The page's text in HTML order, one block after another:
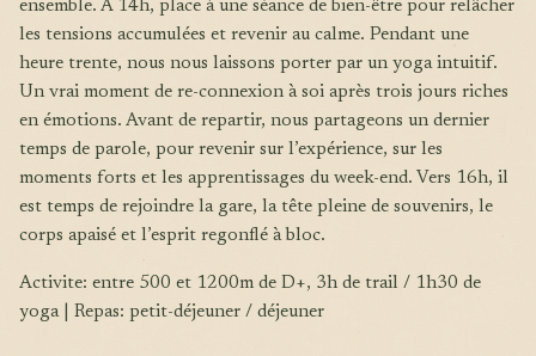
ensemble. À 14h, place à une séance de bien-être pour relâcher
les tensions accumulées et revenir au calme. Pendant une
heure trente, nous nous laissons porter par un yoga intuitif.
Un vrai moment de re-connexion à soi après trois jours riches
en émotions. Avant de repartir, nous partageons un dernier
temps de parole, pour revenir sur l’expérience, sur les
moments forts et les apprentissages du week-end. Vers 16h, il
est temps de rejoindre la gare, la tête pleine de souvenirs, le
corps apaisé et l’esprit regonflé à bloc.
Activite: entre 500 et 1200m de D+, 3h de trail / 1h30 de
yoga | Repas: petit-déjeuner / déjeuner